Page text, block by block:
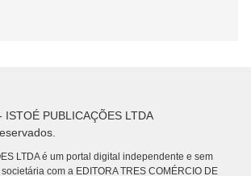
PUBLICAÇÕES LTDA
LTDA é um portal digital independente e sem
com a EDITORA TRES COMÉRCIO DE